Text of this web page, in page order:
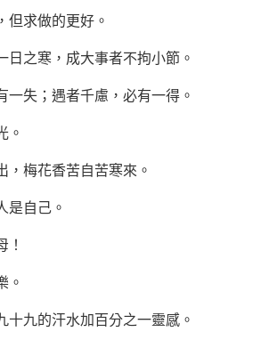
但求做的更好。
日之寒，成大事者不拘小節。
一失；遇者千慮，必有一得。
。
，梅花香苦自苦寒來。
是自己。
！
。
十九的汗水加百分之一靈感。